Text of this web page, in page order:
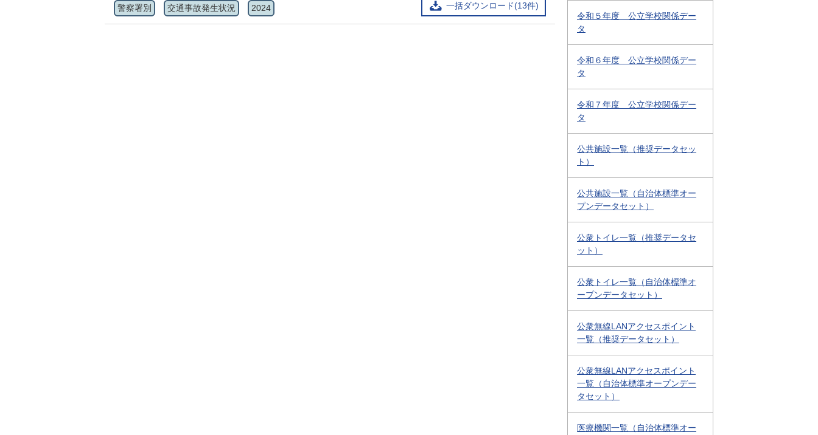
一括ダウンロード(13件)
警察署別 交通事故発生状況 2024
令和５年度 公立学校関係デー
タ
令和６年度 公立学校関係デー
タ
令和７年度 公立学校関係デー
タ
公共施設一覧（推奨データセッ
ト）
公共施設一覧（自治体標準オー
プンデータセット）
公衆トイレ一覧（推奨データセ
ット）
公衆トイレ一覧（自治体標準オ
ープンデータセット）
公衆無線LANアクセスポイント
一覧（推奨データセット）
公衆無線LANアクセスポイント
一覧（自治体標準オープンデー
タセット）
医療機関一覧（自治体標準オー